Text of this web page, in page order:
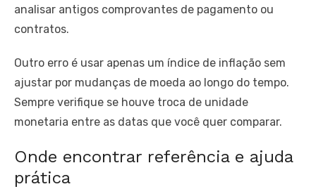
analisar antigos comprovantes de pagamento ou
contratos.
Outro erro é usar apenas um índice de inflação sem
ajustar por mudanças de moeda ao longo do tempo.
Sempre verifique se houve troca de unidade
monetaria entre as datas que você quer comparar.
Onde encontrar referência e ajuda
prática